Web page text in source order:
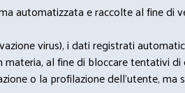
automatizzata e raccolte al fine di
virus), i dati registrati
al fine di bloccare tentativi
o la profilazione dell'utente,